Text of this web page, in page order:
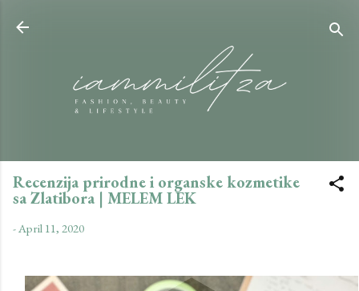
Recenzija prirodne i organske kozmetike
sa Zlatibora | MELEM LEK
-April 11, 2020